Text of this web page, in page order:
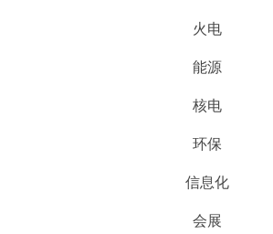
火电
能源
核电
环保
信息化
会展